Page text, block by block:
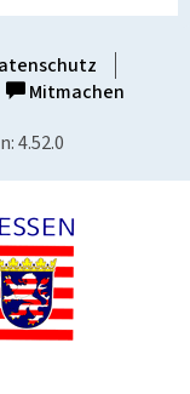
Mitmachen
4.52.0